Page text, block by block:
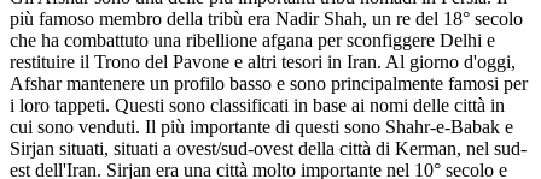
più famoso membro della tribù era Nadir Shah, un re del 18° secolo
che ha combattuto una ribellione afgana per sconfiggere Delhi e
restituire il Trono del Pavone e altri tesori in Iran. Al giorno d'oggi,
Afshar mantenere un profilo basso e sono principalmente famosi per
i loro tappeti. Questi sono classificati in base ai nomi delle città in
cui sono venduti. Il più importante di questi sono Shahr-e-Babak e
Sirjan situati, situati a ovest/sud-ovest della città di Kerman, nel sud-
est dell'Iran. Sirjan era una città molto importante nel 10° secolo e